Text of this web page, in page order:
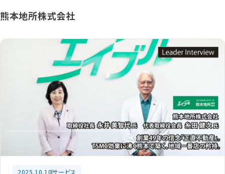
熊本地所株式会社
2025.10.10サービス